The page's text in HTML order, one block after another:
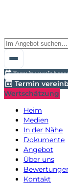
Termin
Termin
Wertschätzung
Heim
Medien
In der Nähe
Dokumente
Angebot
Über uns
Kontakt